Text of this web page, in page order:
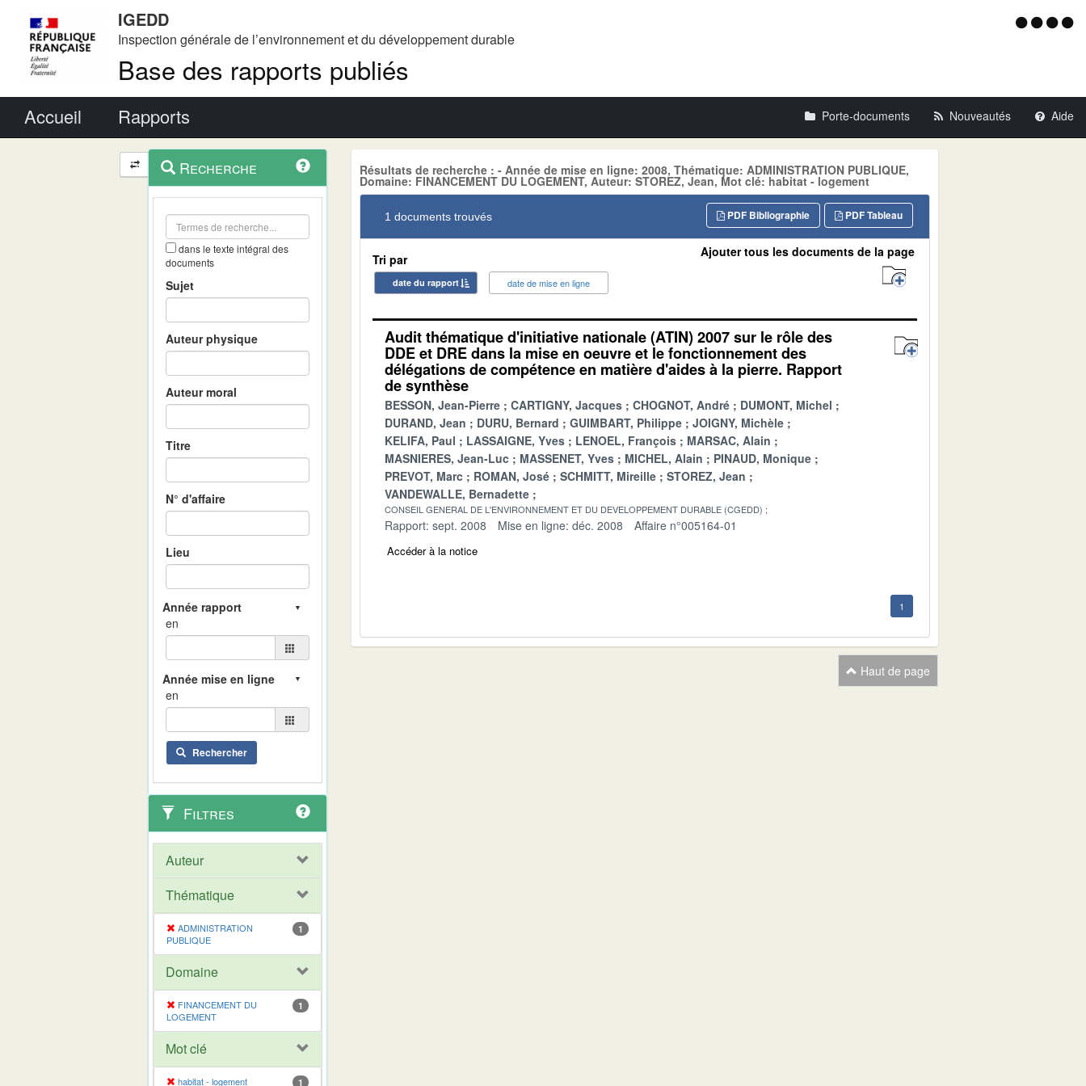
IGEDD
Inspection générale de l’environnement et du développement durable
Base des rapports publiés
Menu
Accueil Rapports Porte-documents Nouveautés Aide
Navigation
et
outils
contextuel
Recherche
dans le texte intégral des
documents
Sujet
Auteur physique
Auteur moral
Titre
N° d'affaire
Lieu
en
en
Rechercher
Filtres
Auteur
Thématique
ADMINISTRATION
PUBLIQUE
1
Domaine
FINANCEMENT DU
LOGEMENT
1
Mot clé
habitat - logement 1
Résultats de recherche : - Année de mise en ligne: 2008, Thématique: ADMINISTRATION PUBLIQUE,
Domaine: FINANCEMENT DU LOGEMENT, Auteur: STOREZ, Jean, Mot clé: habitat - logement
1 documents trouvés PDF Tableau
PDF Bibliographie
Tri par
date du rapport date de mise en ligne
Ajouter tous les documents de la page
Audit thématique d'initiative nationale (ATIN) 2007 sur le rôle des
DDE et DRE dans la mise en oeuvre et le fonctionnement des
délégations de compétence en matière d'aides à la pierre. Rapport
de synthèse
BESSON, Jean-Pierre CARTIGNY, Jacques CHOGNOT, André
DUMONT, Michel
DURAND, Jean
DURU, Bernard GUIMBART, Philippe
JOIGNY, Michèle
KELIFA, Paul
LASSAIGNE, Yves LENOEL, François
MARSAC, Alain
MASNIERES, Jean-Luc
MASSENET, Yves MICHEL, Alain
PINAUD, Monique
PREVOT, Marc
ROMAN, José SCHMITT, Mireille
STOREZ, Jean
VANDEWALLE, Bernadette
CONSEIL GENERAL DE L'ENVIRONNEMENT ET DU DEVELOPPEMENT DURABLE (CGEDD)
Rapport: sept. 2008 Mise en ligne: déc. 2008 Affaire n°005164-01
Accéder à la notice
1
Haut de page